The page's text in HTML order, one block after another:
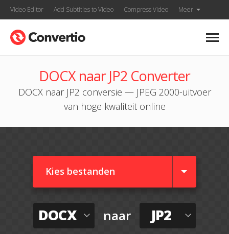
Video Editor Add Subtitles to Video Compress Video Meer
DOCX naar JP2 Converter
DOCX naar JP2 conversie — JPEG 2000-uitvoer
van hoge kwaliteit online
Kies bestanden
DOCX naar JP2